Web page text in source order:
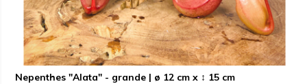
Nepenthes "Alata" - grande | ø 12 cm x ↕ 15 cm